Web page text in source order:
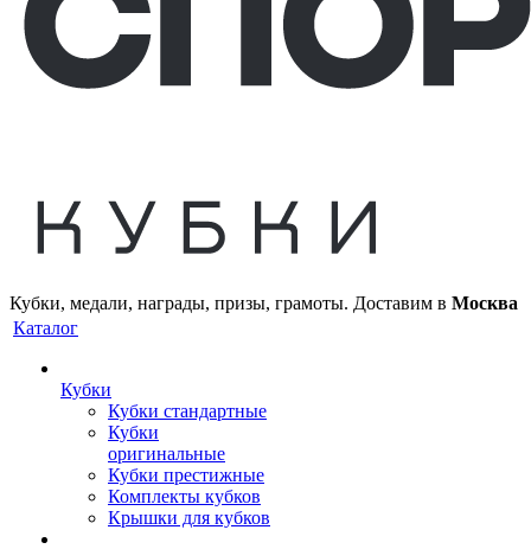
Кубки, медали, награды, призы, грамоты. Доставим в Москва
Каталог
Кубки
Кубки стандартные
Кубки
оригинальные
Кубки престижные
Комплекты кубков
Крышки для кубков